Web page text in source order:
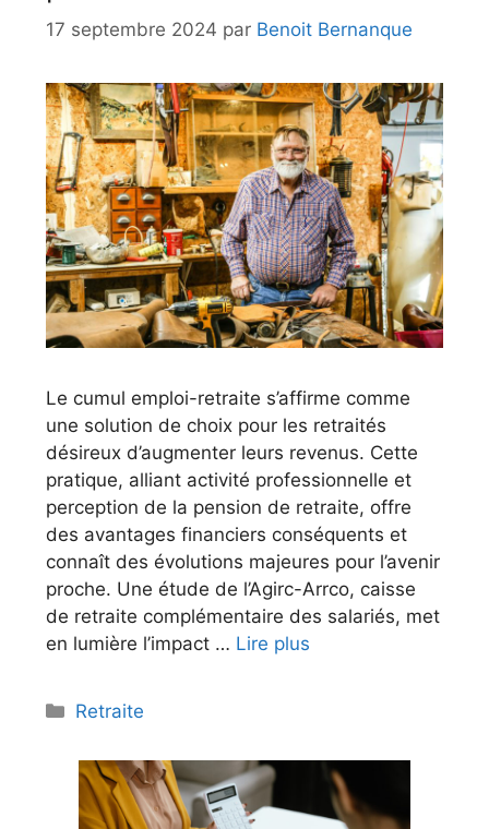
17 septembre 2024 par Benoit Bernanque
Le cumul emploi-retraite s’affirme comme
une solution de choix pour les retraités
désireux d’augmenter leurs revenus. Cette
pratique, alliant activité professionnelle et
perception de la pension de retraite, offre
des avantages financiers conséquents et
connaît des évolutions majeures pour l’avenir
proche. Une étude de l’Agirc-Arrco, caisse
de retraite complémentaire des salariés, met
en lumière l’impact … Lire plus
Catégories
Retraite